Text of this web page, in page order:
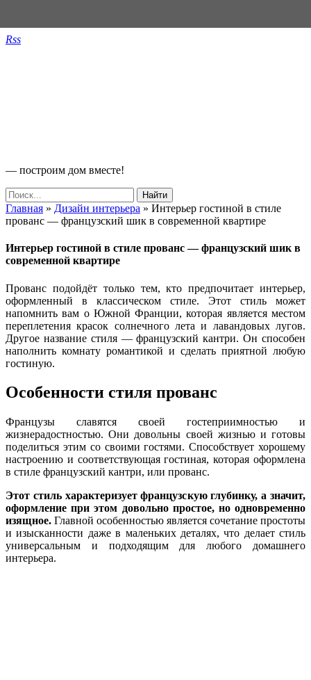
Rss
— построим дом вместе!
Главная » Дизайн интерьера » Интерьер гостиной в стиле
прованс — французский шик в современной квартире
Интерьер гостиной в стиле прованс — французский шик в
современной квартире
Прованс подойдёт только тем, кто предпочитает интерьер,
оформленный в классическом стиле. Этот стиль может
напомнить вам о Южной Франции, которая является местом
переплетения красок солнечного лета и лавандовых лугов.
Другое название стиля — французский кантри. Он способен
наполнить комнату романтикой и сделать приятной любую
гостиную.
Особенности стиля прованс
Французы славятся своей гостеприимностью и
жизнерадостностью. Они довольны своей жизнью и готовы
поделиться этим со своими гостями. Способствует хорошему
настроению и соответствующая гостиная, которая оформлена
в стиле французский кантри, или прованс.
Этот стиль характеризует французскую глубинку, а значит,
оформление при этом довольно простое, но одновременно
изящное. Главной особенностью является сочетание простоты
и изысканности даже в маленьких деталях, что делает стиль
универсальным и подходящим для любого домашнего
интерьера.